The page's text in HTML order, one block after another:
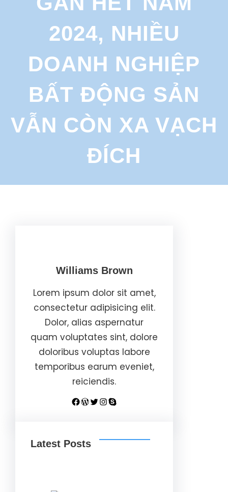
h
2024, NHIỀU
DOANH NGHIỆP
BẤT ĐỘNG SẢN
VẪN CÒN XA VẠCH
ĐÍCH
Williams Brown
Lorem ipsum dolor sit amet,
consectetur adipisicing elit.
Dolor, alias aspernatur
quam voluptates sint, dolore
doloribus voluptas labore
temporibus earum eveniet,
reiciendis.
Facebook WordPress Twitter InstagramSkype
Latest Posts